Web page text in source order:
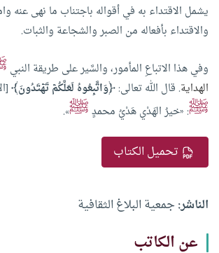
يشمل الاقتداء به في أقواله باجتناب ما نهى عنه
والاقتداء بأفعاله من الصبر والشجاعة والثبات.
وفي هذا الاتباعِ المأمور، والسَّير على طريقة النبي
الهداية. قال الله تعالى:﴿وَاتَّبِعُوهُ لَعَلَّكُمۡ تَهۡتَدُونَ﴾
ﷺ: «خيرُ الهَدْي هَدْيُ محمدٍﷺ».
تحميل الكتاب
الناشر: جمعية البلاغ الثقافية
عن الكاتب